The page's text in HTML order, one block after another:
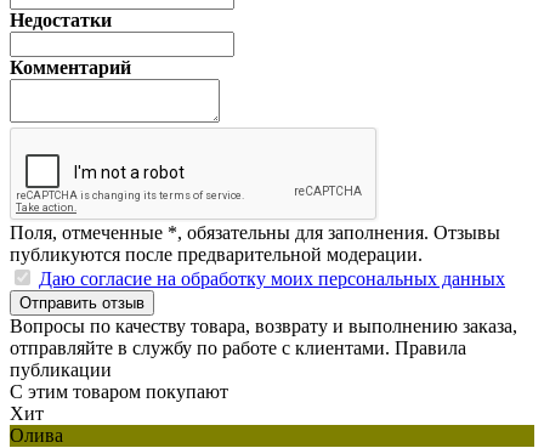
Недостатки
Комментарий
Поля, отмеченные *, обязательны для заполнения. Отзывы
публикуются после предварительной модерации.
Даю согласие на обработку моих персональных данных
Отправить отзыв
Вопросы по качеству товара, возврату и выполнению заказа,
отправляйте в службу по работе с клиентами. Правила
публикации
С этим товаром покупают
Хит
Олива